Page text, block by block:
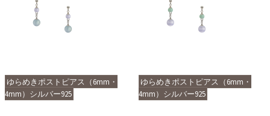
ゆらめきポストピアス（6mm・
4mm）シルバー925
ゆらめきポストピアス（6mm・
4mm）シルバー925